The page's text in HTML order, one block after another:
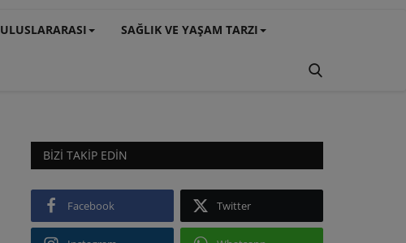
ULUSLARARASI SAĞLIK VE YAŞAM TARZI
BIZI TAKIP EDIN
Facebook Twitter